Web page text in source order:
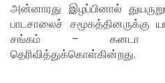
அன்னாரது இழப்பினால்
பாடசாலைச் சமூகத்தினருக்கு
சங்கம் – கனடா
தெரிவித்துக்கொள்கின்றது.